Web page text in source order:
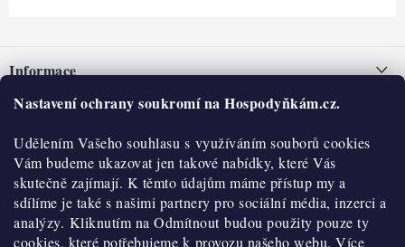
Nastavení ochrany soukromí na Hospodyňkám.cz.
Udělením Vašeho souhlasu s využíváním souborů cookies
Vám budeme ukazovat jen takové nabídky, které Vás
skutečně zajímají. K těmto údajům máme přístup my a
sdílíme je také s našimi partnery pro sociální média, inzerci a
analýzy. Kliknutím na Odmítnout budou použity pouze ty
cookies, které potřebujeme k provozu našeho webu. Více
pInformace
Nepřevzetí zásilky na dobírku
Obchodní podmínky
Hodnocení obchodu
Blog
Moje objednávka
O nás
Historie
Kontakty
O nákupu
Reklamace a vratky
Výdejní místa